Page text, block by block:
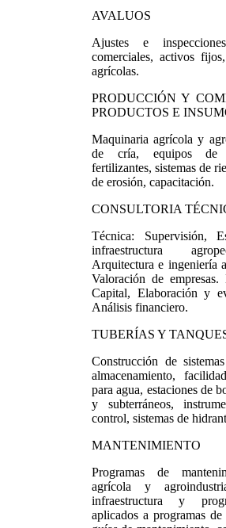
AVALUOS
Ajustes e
comerciales, activos
agrícolas.
PRODUCCIÓN Y
PRODUCTOS E
Maquinaria agrícola y
de cría, equipos de
fertilizantes, sistemas de
de erosión, capacitación.
CONSULTORIA
Técnica: Supervisión,
infraestructura
Arquitectura e ingeniería
Valoración de
Capital, Elaboración y
Análisis financiero.
TUBERÍAS Y
Construcción de
almacenamiento,
para agua, estaciones de
y subterráneos,
control, sistemas de
MANTENIMIENTO
Programas de
agrícola y
infraestructura y
aplicados a programas